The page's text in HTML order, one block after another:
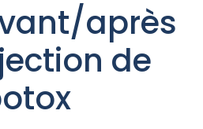
après
de